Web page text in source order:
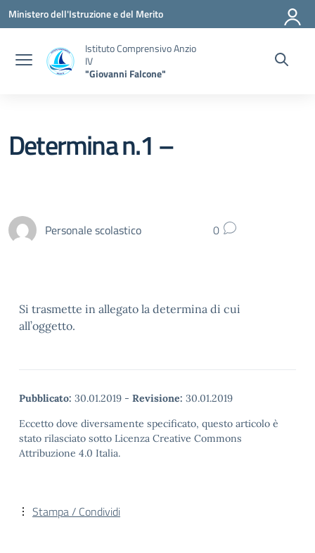
Vai ai contenuti
Vai al menu di navigazione
Vai al footer
Ministero dell'Istruzione e del Merito
Istituto Comprensivo Anzio
IV
"Giovanni Falcone"
Determina n.1 –
Personale scolastico 0
Si trasmette in allegato la determina di cui
all’oggetto.
Pubblicato: 30.01.2019 - Revisione: 30.01.2019
Eccetto dove diversamente specificato, questo articolo è
stato rilasciato sotto Licenza Creative Commons
Attribuzione 4.0 Italia.
Stampa / Condividi